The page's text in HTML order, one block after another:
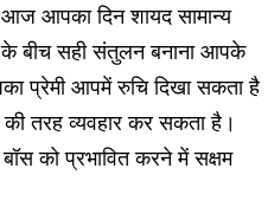
आपका दिन शायद सामान्य
बीच सही संतुलन बनाना आपके
प्रेमी आपमें रुचि दिखा सकता है
तरह व्यवहार कर सकता है।
को प्रभावित करने में सक्षम